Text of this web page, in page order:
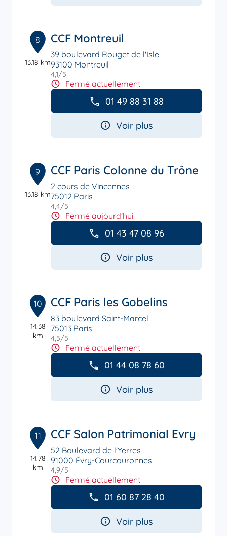
8
13.18 km
CCF Montreuil
39 boulevard Rouget de l'Isle
93100 Montreuil
4,1/5
Fermé actuellement
01 49 88 31 88
Voir plus
9
13.18 km
CCF Paris Colonne du Trône
2 cours de Vincennes
75012 Paris
4,4/5
Fermé aujourd'hui
01 43 47 08 96
Voir plus
10
14.38
km
CCF Paris les Gobelins
83 boulevard Saint-Marcel
75013 Paris
4,5/5
Fermé actuellement
01 44 08 78 60
Voir plus
11
14.78
km
CCF Salon Patrimonial Evry
52 Boulevard de l'Yerres
91000 Évry-Courcouronnes
4,9/5
Fermé actuellement
01 60 87 28 40
Voir plus